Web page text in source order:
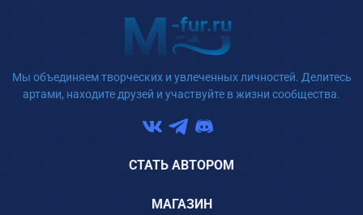
Мы объединяем творческих и увлеченных личностей. Делитесь
артами, находите друзей и участвуйте в жизни сообщества.
СТАТЬ АВТОРОМ
МАГАЗИН